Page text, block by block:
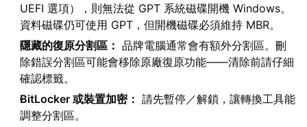
UEFI 選項），則無法從 GPT 系統磁碟開機 Windows。
資料磁碟仍可使用 GPT，但開機磁碟必須維持 MBR。
隱藏的復原分割區： 品牌電腦通常會有額外分割區。刪
除錯誤分割區可能會移除原廠復原功能——清除前請仔細
確認標籤。
BitLocker 或裝置加密： 請先暫停／解鎖，讓轉換工具能
調整分割區。